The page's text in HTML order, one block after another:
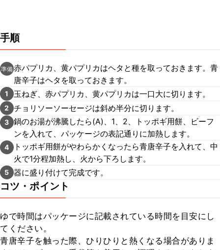
手順
準備赤パプリカ、黄パプリカはヘタと種を取っておきます。青
唐辛子はヘタを取っておきます。
1 玉ねぎ、赤パプリカ、黄パプリカは一口大に切ります。
2 チョリソーソーセージは斜め半分に切ります。
3 鍋のお湯が沸騰したら(A)、1、2、トッポギ用餅、ビーフ
ンを入れて、パッケージの表記通りに加熱します。
4
トッポギ用餅がやわらかくなったら青唐辛子を入れて、中
火で1分程加熱し、火から下ろします。
5 器に盛り付けて完成です。
コツ・ポイント
ゆで時間はパッケージに記載されている時間を目安にし
てください。
青唐辛子を触った際、ひりひりと熱くなる場合がありま